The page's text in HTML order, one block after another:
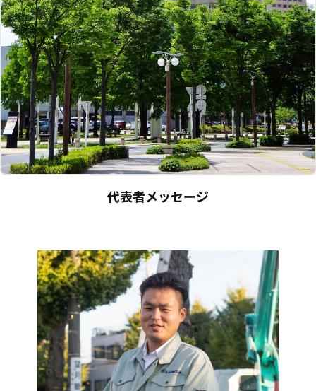
代表者メッセージ